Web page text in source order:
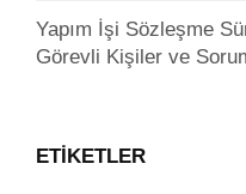
Yapım İşi Sözleşme
Görevli Kişiler ve
ETIKETLER